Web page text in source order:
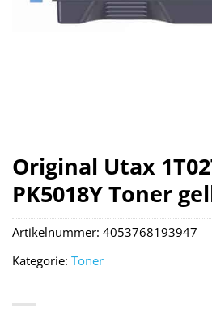
Original Utax
PK5018Y Toner
Artikelnummer: 4053768193947
Kategorie: Toner